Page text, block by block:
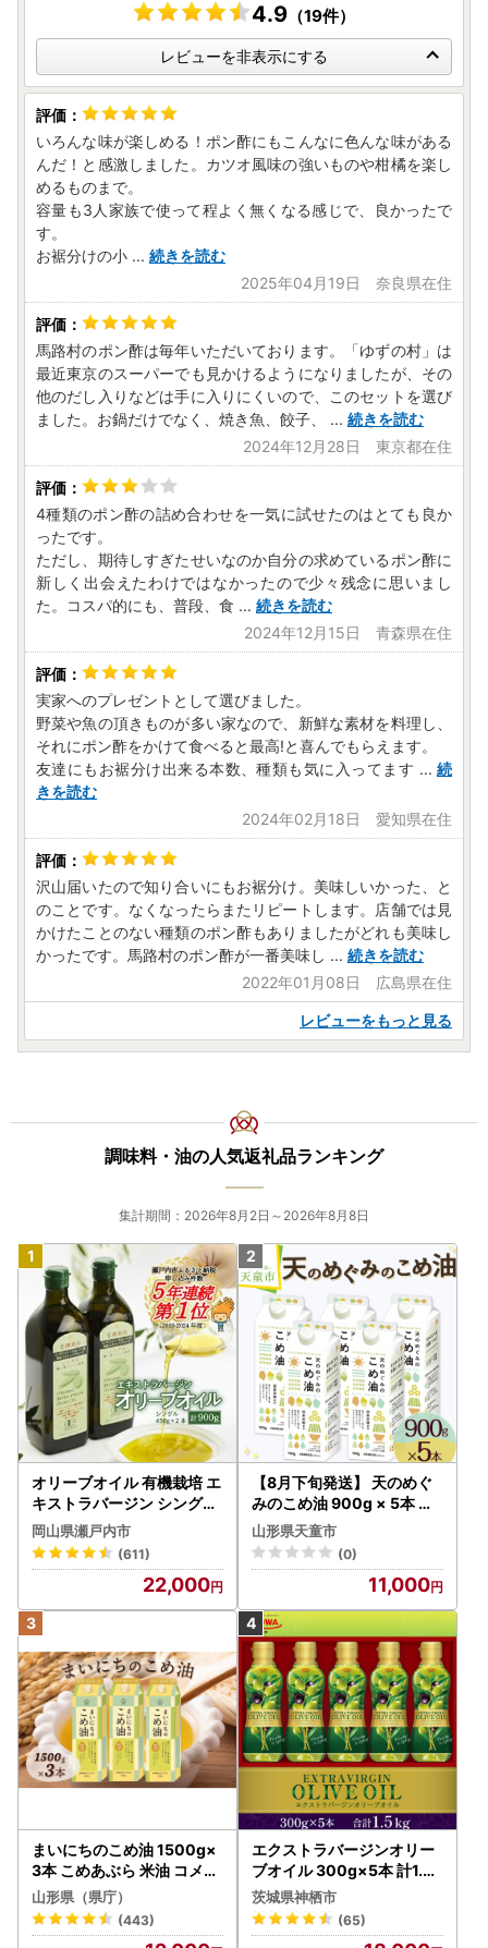
4.9 （19件）
レビューを非表示にする
いろんな味が楽しめる！ポン酢にもこんなに色んな味がある
んだ！と感激しました。カツオ風味の強いものや柑橘を楽し
めるものまで。
容量も3人家族で使って程よく無くなる感じで、良かったで
す。
お裾分けの小 ... 続きを読む
2025年04月19日 奈良県在住
馬路村のポン酢は毎年いただいております。「ゆずの村」は
最近東京のスーパーでも見かけるようになりましたが、その
他のだし入りなどは手に入りにくいので、このセットを選び
ました。お鍋だけでなく、焼き魚、餃子、
... 続きを読む
2024年12月28日 東京都在住
4種類のポン酢の詰め合わせを一気に試せたのはとても良か
ったです。
ただし、期待しすぎたせいなのか自分の求めているポン酢に
新しく出会えたわけではなかったので少々残念に思いまし
た。コスパ的にも、普段、食 ... 続きを読む
2024年12月15日 青森県在住
実家へのプレゼントとして選びました。
野菜や魚の頂きものが多い家なので、新鮮な素材を料理し、
それにポン酢をかけて食べると最高!と喜んでもらえます。
友達にもお裾分け出来る本数、種類も気に入ってます ... 続
きを読む
2024年02月18日 愛知県在住
沢山届いたので知り合いにもお裾分け。美味しいかった、と
のことです。なくなったらまたリピートします。店舗では見
かけたことのない種類のポン酢もありましたがどれも美味し
かったです。馬路村のポン酢が一番美味し ... 続きを読む
2022年01月08日 広島県在住
レビューをもっと見る
調味料・油の人気返礼品ランキング
集計期間：2026年8月2日～2026年8月8日
オリーブオイル 有機栽培 エ
キストラバージン シングル
2本 オリーブオイル
岡山県瀬戸内市
(611)
22,000
【8月下旬発送】 天のめぐ
みのこめ油 900g × 5本 米
油
山形県天童市
(0)
11,000
まいにちのこめ油 1500g×
3本 こめあぶら 米油 コメ油
揚げ物 炒め物 サラダ 山形
県 食用油 食用オイル 調理
油 油 食品 山形県 F2Y-173
山形県（県庁）
(443)
エクストラバージンオリー
ブオイル 300g×5本 計1.5k
g オリーブオイル 食用油
茨城県神栖市
(65)